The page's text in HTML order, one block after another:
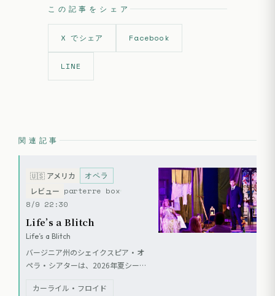
この記事をシェア
X でシェア Facebook
LINE
関連記事
🇺🇸 アメリカ オペラ
レビュー
parterre box
8/9 22:30
Life’s a Blitch
Life’s a Blitch
バージニア州のシェイクスピア・オ
ペラ・シアターは、2026年夏シーズ
ンナ』とカーク・メカムの『タルチ
カーライル・フロイド